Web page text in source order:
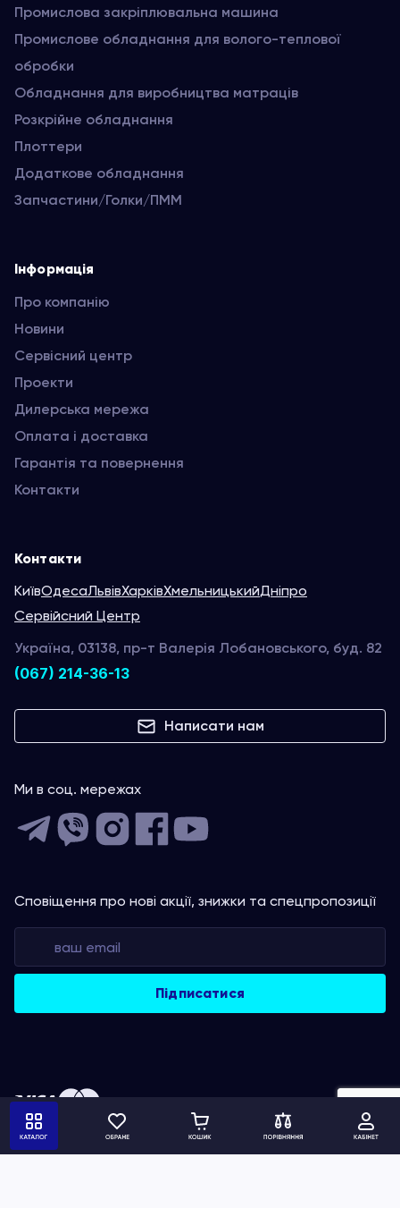
Промислова закріплювальна машина
Промислове обладнання для волого-теплової
обробки
Обладнання для виробництва матраців
Розкрійне обладнання
Плоттери
Додаткове обладнання
Запчастини/Голки/ПММ
Інформація
Про компанію
Новини
Сервісний центр
Проекти
Дилерська мережа
Оплата і доставка
Гарантія та повернення
Контакти
Контакти
КиївОдесаЛьвівХарківХмельницькийДніпро
Сервійсний Центр
Україна, 03138, пр-т Валерія Лобановського, буд. 82
(067) 214-36-13
Написати нам
Ми в соц. мережах
Сповіщення про нові акції, знижки та спецпропозиції